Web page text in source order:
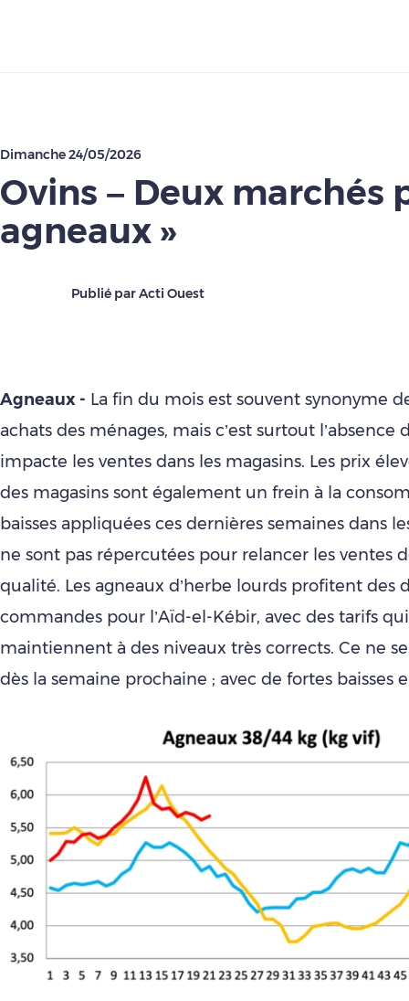
Dimanche 24/05/2026
Ovins – Deux marchés
agneaux »
Publié par Acti Ouest
Agneaux - La fin du mois est souvent synonyme
achats des ménages, mais c’est surtout l’absence
impacte les ventes dans les magasins. Les prix
des magasins sont également un frein à la
baisses appliquées ces dernières semaines dans
ne sont pas répercutées pour relancer les ventes
qualité. Les agneaux d’herbe lourds profitent des
commandes pour l’Aïd-el-Kébir, avec des tarifs
maintiennent à des niveaux très corrects. Ce ne
dès la semaine prochaine ; avec de fortes baisses